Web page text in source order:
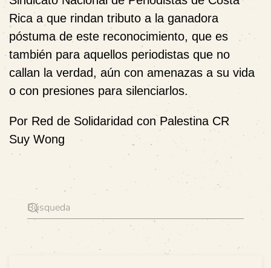
Rica a que rindan tributo a la ganadora
póstuma de este reconocimiento, que es
también para aquellos periodistas que no
callan la verdad, aún con amenazas a su vida
o con presiones para silenciarlos.
Por Red de Solidaridad con Palestina CR
Suy Wong